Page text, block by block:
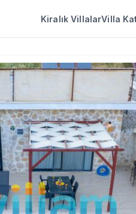
Kiralık VillalarVilla